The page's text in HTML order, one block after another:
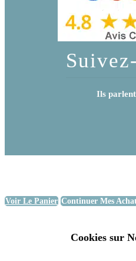
Ils
Voir Le Panier Continuer Mes
Cookies sur